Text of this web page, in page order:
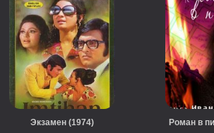
Экзамен (1974) Роман в